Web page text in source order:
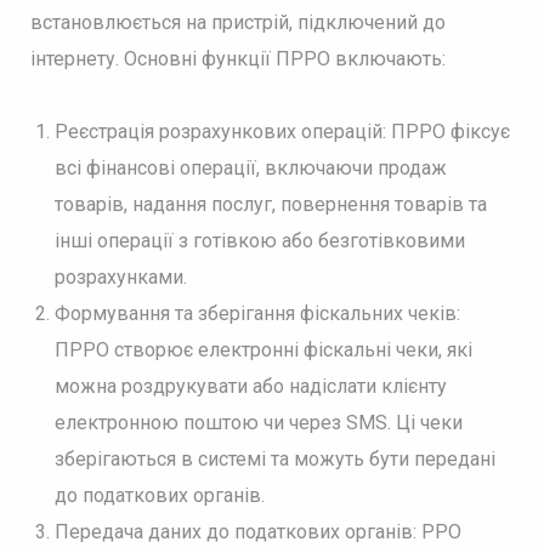
встановлюється на пристрій, підключений до
інтернету. Основні функції ПРРО включають:
Реєстрація розрахункових операцій: ПРРО фіксує
всі фінансові операції, включаючи продаж
товарів, надання послуг, повернення товарів та
інші операції з готівкою або безготівковими
розрахунками.
Формування та зберігання фіскальних чеків:
ПРРО створює електронні фіскальні чеки, які
можна роздрукувати або надіслати клієнту
електронною поштою чи через SMS. Ці чеки
зберігаються в системі та можуть бути передані
до податкових органів.
Передача даних до податкових органів: РРО